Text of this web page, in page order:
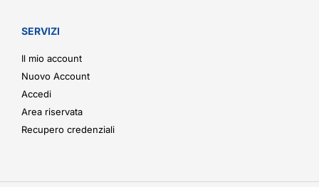
SERVIZI
Il mio account
Nuovo Account
Accedi
Area riservata
Recupero credenziali